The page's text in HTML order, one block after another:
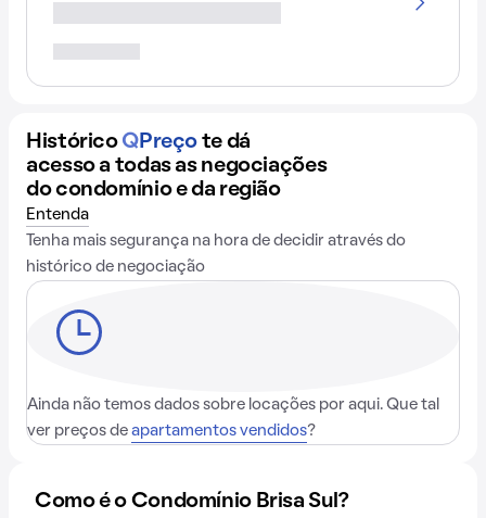
Histórico QPreço te dá
acesso a todas as negociações
do condomínio e da região
Entenda
Tenha mais segurança na hora de decidir através do
histórico de negociação
Ainda não temos dados sobre locações por aqui. Que tal
ver preços de apartamentos vendidos?
Como é o Condomínio Brisa Sul?